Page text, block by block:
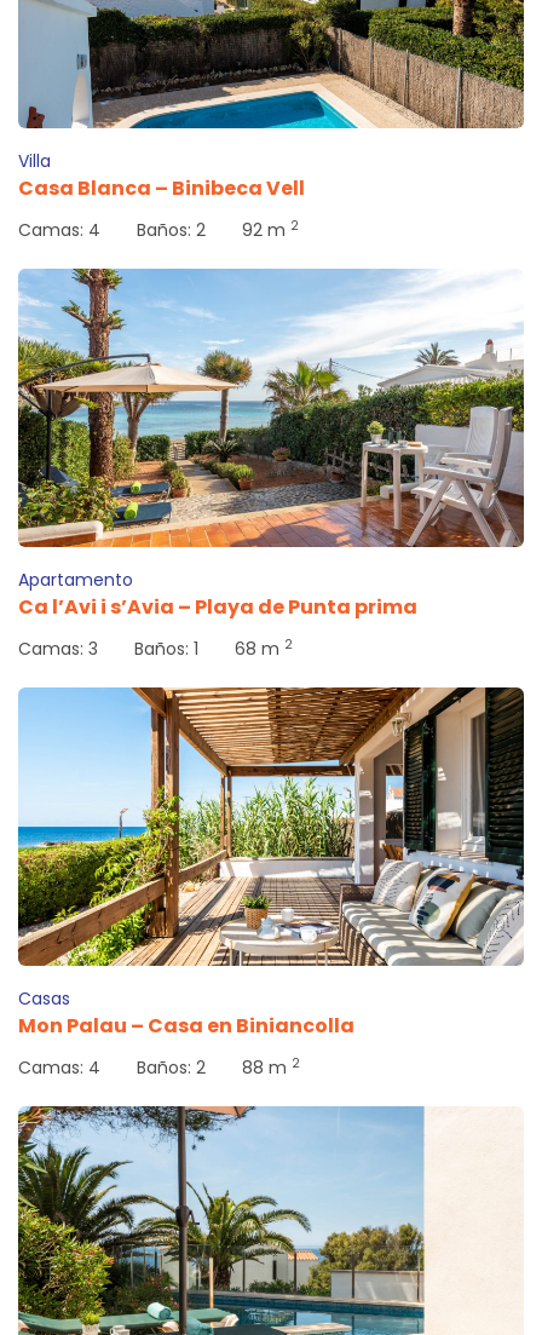
Villa
Casa Blanca – Binibeca Vell
Camas: 4 Baños: 2 92 m 2
Apartamento
Ca l’Avi i s’Avia – Playa de Punta prima
Camas: 3 Baños: 1 68 m 2
Casas
Mon Palau – Casa en Biniancolla
Camas: 4 Baños: 2 88 m 2